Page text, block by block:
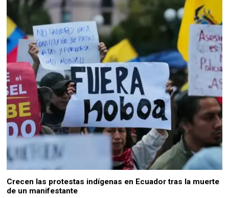
Crecen las protestas indígenas en Ecuador tras la muerte
de un manifestante